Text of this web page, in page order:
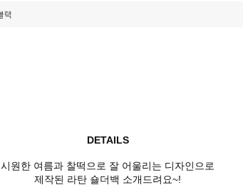
DETAILS
시원한 여름과 찰떡으로 잘 어울리는 디자인으로
제작된 라탄 숄더백 소개드려요~!